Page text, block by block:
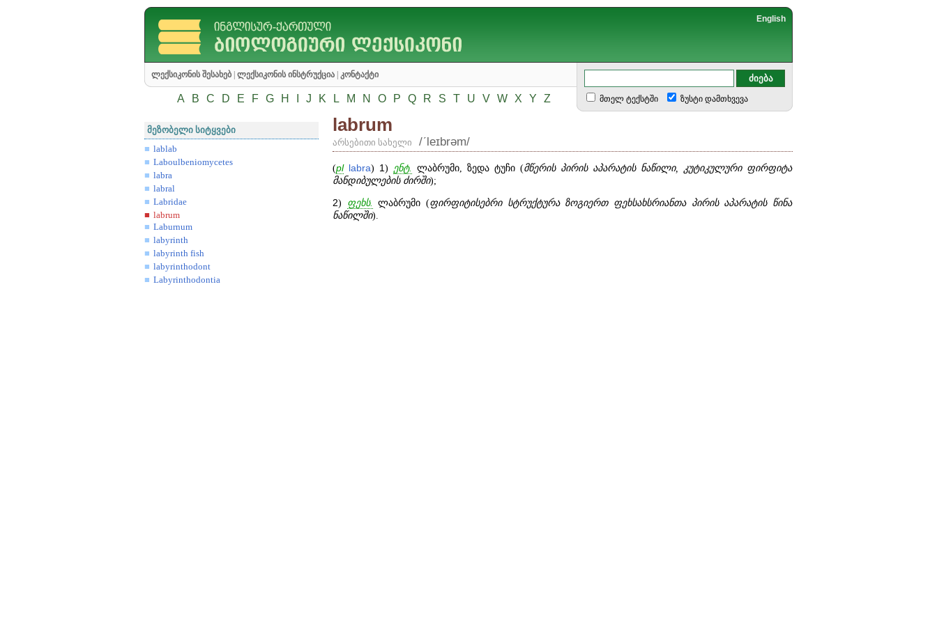
English
ლექსიკონის შესახებ ლექსიკონის ინსტრუქცია კონტაქტი
A B C D E F G H J K L M N O P Q R S T U V W X Y Z მთელ ტექსტში ზუსტი დამთხვევა
მეზობელი სიტყვები
lablab
Laboulbeniomycetes
labra
labral
Labridae
labrum
Laburnum
labyrinth
labyrinth fish
labyrinthodont
Labyrinthodontia
labrum
არსებითი სახელი /ʹleɪbrəm/
(pl labra) 1) ენტ. ლაბრუმი, ზედა ტუჩი (მწერის პირის აპარატის ნაწილი, კუტიკულური ფირფიტა
მანდიბულების ძირში);
2) ფეხს. ლაბრუმი (ფირფიტისებრი სტრუქტურა ზოგიერთ ფეხსახსრიანთა პირის აპარატის წინა
ნაწილში).